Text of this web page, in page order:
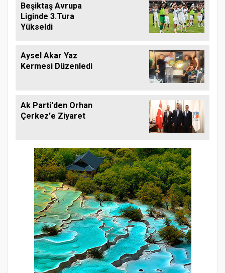
Beşiktaş Avrupa
Liginde 3.Tura
Yükseldi
Aysel Akar Yaz
Kermesi Düzenledi
Ak Parti'den Orhan
Çerkez'e Ziyaret